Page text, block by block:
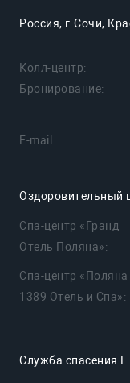
Россия, г.Сочи,
Колл-центр:
Бронирование:
E-mail:
Оздоровительный
Спа-центр «Гранд
Отель Поляна»:
Спа-центр «Поляна
1389 Отель и Спа»:
Служба спасения